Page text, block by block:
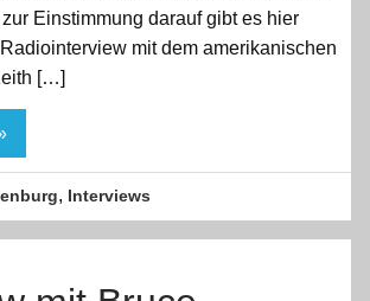
Einstimmung darauf gibt es hier
mit dem amerikanischen
[…]
, Interviews